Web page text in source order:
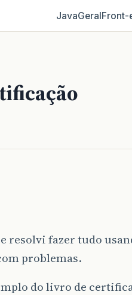
JavaGeral
resolvi fazer tudo
problemas.
do livro de